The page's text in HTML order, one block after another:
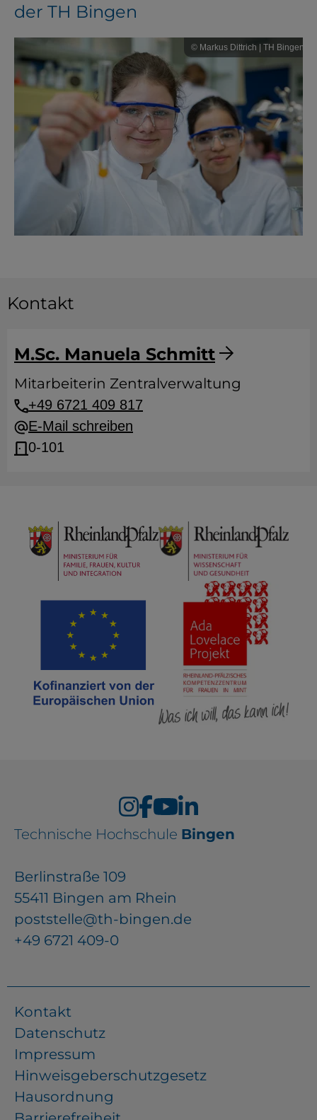
der TH Bingen
© Markus Dittrich | TH Bingen
Kontakt
M.Sc. Manuela Schmitt
Mitarbeiterin Zentralverwaltung
+49 6721 409 817
E-Mail schreiben
0-101
Technische Hochschule Bingen
Berlinstraße 109
55411 Bingen am Rhein
poststelle@th-bingen.de
+49 6721 409-0
Kontakt
Datenschutz
Impressum
Hinweisgeberschutzgesetz
Hausordnung